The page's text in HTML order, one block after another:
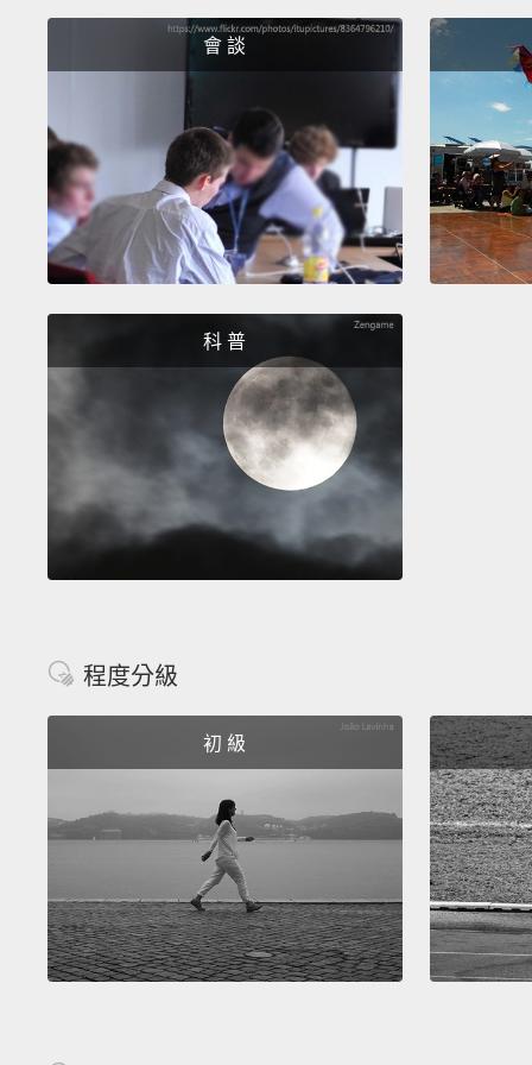
會 談
科 普
程度分級
初 級